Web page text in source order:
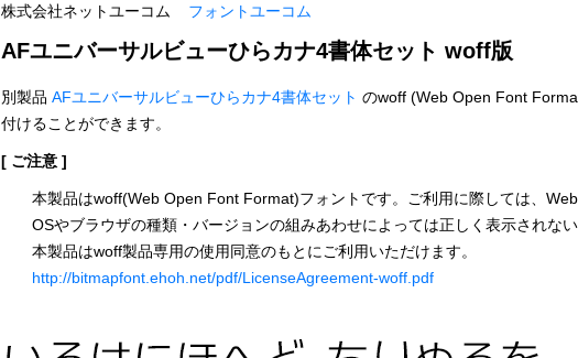
株式会社ネットユーコム フォントユーコム
AFユニバーサルビューひらカナ4書体セット woff版
別製品 AFユニバーサルビューひらカナ4書体セット のwoff (Web Open Font
付けることができます。
[ ご注意 ]
本製品はwoff(Web Open Font Format)フォントです。ご利用に際しては、
OSやブラウザの種類・バージョンの組みあわせによっては正しく表示されない
本製品はwoff製品専用の使用同意のもとにご利用いただけます。
http://bitmapfont.ehoh.net/pdf/LicenseAgreement-woff.pdf